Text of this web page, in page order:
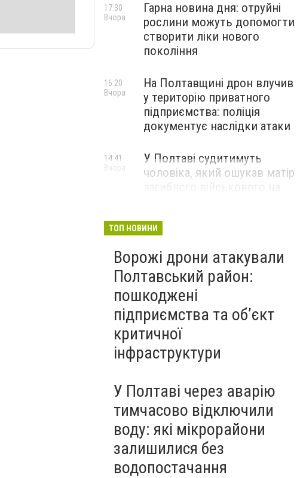
Гарна новина дня: отруйні
рослини можуть допомогти
створити ліки нового
покоління
17:30
Вчора
На Полтавщині дрон влучив
у територію приватного
підприємства: поліція
документує наслідки атаки
16:20
Вчора
У Полтаві судитимуть
чоловіка, який ошукав матір
загиблого військового на
14:41
Вчора
ТОП НОВИНИ
Ворожі дрони атакували
Полтавський район:
пошкоджені
підприємства та об’єкт
критичної
інфраструктури
У Полтаві через аварію
тимчасово відключили
воду: які мікрорайони
залишилися без
водопостачання